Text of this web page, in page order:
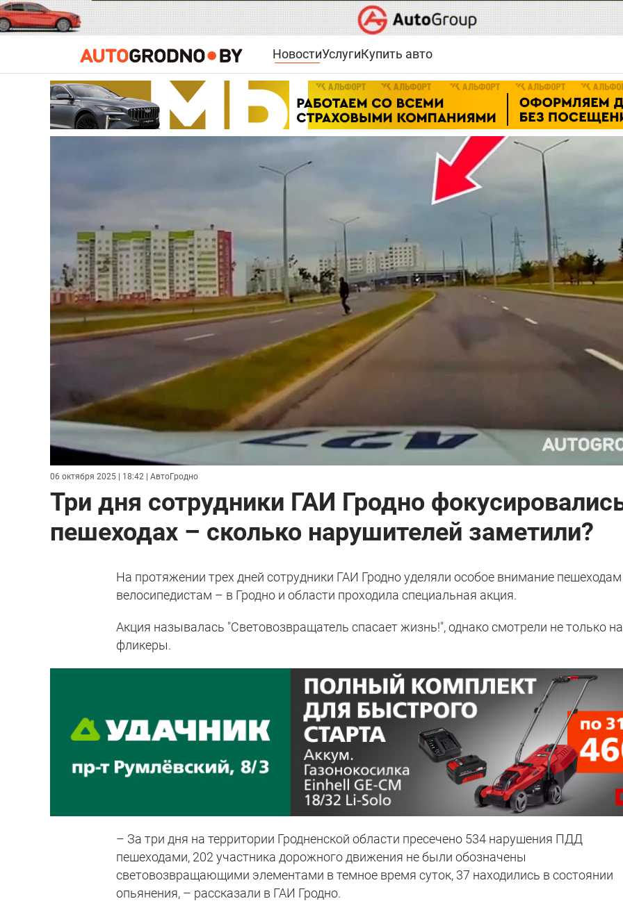
НовостиУслугиКупить авто
06 октября 2025 | 18:42 | АвтоГродно
Три дня сотрудники ГАИ Гродно
пешеходах – сколько нарушителей заметили?
На протяжении трех дней сотрудники ГАИ Гродно уделяли особое внимание
велосипедистам – в Гродно и области проходила специальная акция.
Акция называлась "Световозвращатель спасает жизнь!", однако смотрели не только на
фликеры.
– За три дня на территории Гродненской области пресечено 534 нарушения ПДД
пешеходами, 202 участника дорожного движения не были обозначены
световозвращающими элементами в темное время суток, 37 находились в состоянии
опьянения, – рассказали в ГАИ Гродно.